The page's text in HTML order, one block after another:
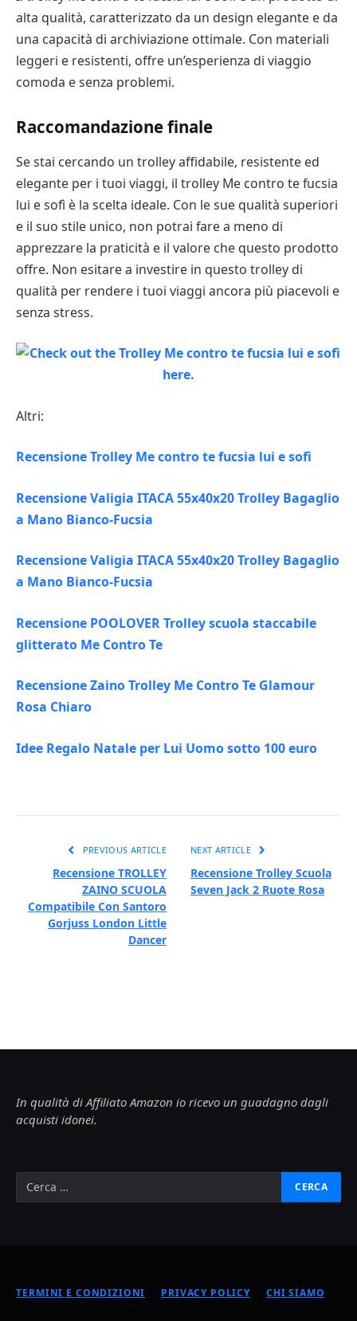
alta qualità, caratterizzato da un design elegante e da
una capacità di archiviazione ottimale. Con materiali
leggeri e resistenti, offre un’esperienza di viaggio
comoda e senza problemi.
Raccomandazione finale
Se stai cercando un trolley affidabile, resistente ed
elegante per i tuoi viaggi, il trolley Me contro te fucsia
lui e sofì è la scelta ideale. Con le sue qualità superiori
e il suo stile unico, non potrai fare a meno di
apprezzare la praticità e il valore che questo prodotto
offre. Non esitare a investire in questo trolley di
qualità per rendere i tuoi viaggi ancora più piacevoli e
senza stress.
Altri:
Recensione Trolley Me contro te fucsia lui e sofì
Recensione Valigia ITACA 55x40x20 Trolley Bagaglio
a Mano Bianco-Fucsia
Recensione Valigia ITACA 55x40x20 Trolley Bagaglio
a Mano Bianco-Fucsia
Recensione POOLOVER Trolley scuola staccabile
glitterato Me Contro Te
Recensione Zaino Trolley Me Contro Te Glamour
Rosa Chiaro
Idee Regalo Natale per Lui Uomo sotto 100 euro
PREVIOUS ARTICLE
Recensione TROLLEY
ZAINO SCUOLA
Compatibile Con Santoro
Gorjuss London Little
Dancer
NEXT ARTICLE
Recensione Trolley Scuola
Seven Jack 2 Ruote Rosa
In qualità di Affiliato Amazon io ricevo un guadagno dagli
acquisti idonei.
TERMINI E CONDIZIONI PRIVACY POLICY CHI SIAMO